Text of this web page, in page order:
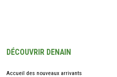
DÉCOUVRIR DENAIN
Accueil des nouveaux arrivants